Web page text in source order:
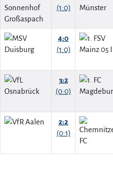
(1:0)
4:0
(1:0)
3:2
(0:0)
2:2
(0:1)